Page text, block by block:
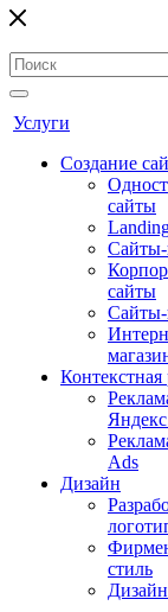
Услуги
Создание
сайты
Сайты-
сайты
Сайты-
Контекстная
Ads
Дизайн
стиль